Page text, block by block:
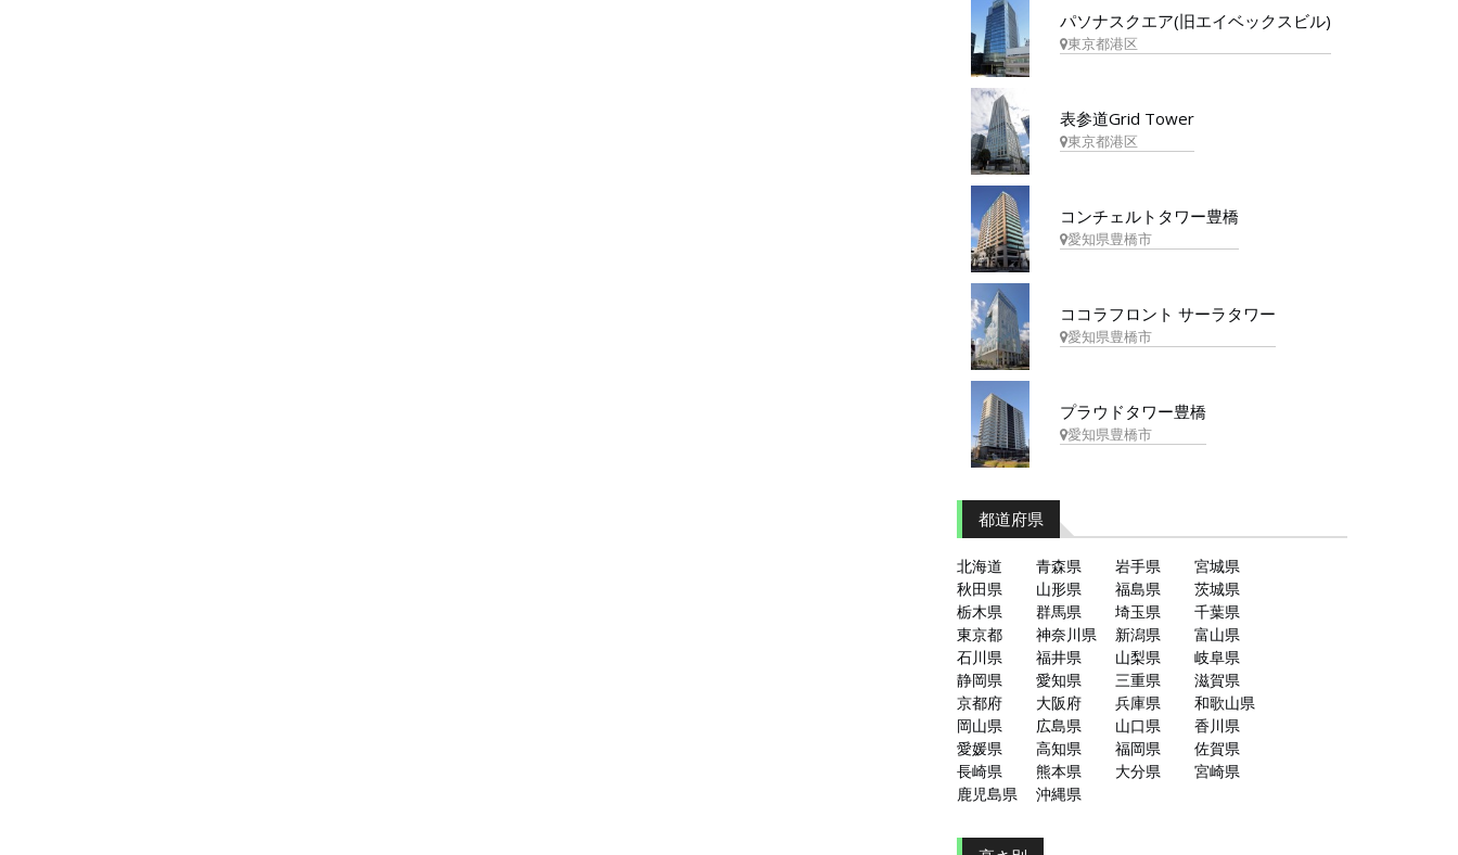
パソナスクエア(旧エイベックスビル)
東京都港区
表参道Grid Tower
東京都港区
コンチェルトタワー豊橋
愛知県豊橋市
ココラフロント サーラタワー
愛知県豊橋市
プラウドタワー豊橋
愛知県豊橋市
都道府県
北海道 青森県 岩手県
宮城県
秋田県
山形県 福島県
茨城県
栃木県
群馬県 埼玉県
千葉県
東京都
神奈川県 新潟県
富山県
石川県
福井県 山梨県
岐阜県
静岡県
愛知県 三重県
滋賀県
京都府
大阪府 兵庫県
和歌山県
岡山県
広島県 山口県
香川県
愛媛県
高知県 福岡県
佐賀県
長崎県
熊本県 大分県
宮崎県
鹿児島県
沖縄県